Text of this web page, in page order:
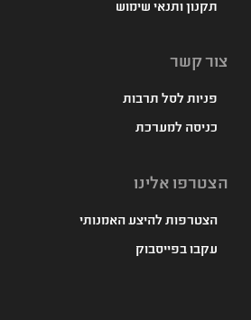
תקנון ותנאי שימוש
צור קשר
פניות לסל תרבות
כניסה למערכת
הצטרפו אלינו
הצטרפות להיצע האמנותי
עקבו בפייסבוק